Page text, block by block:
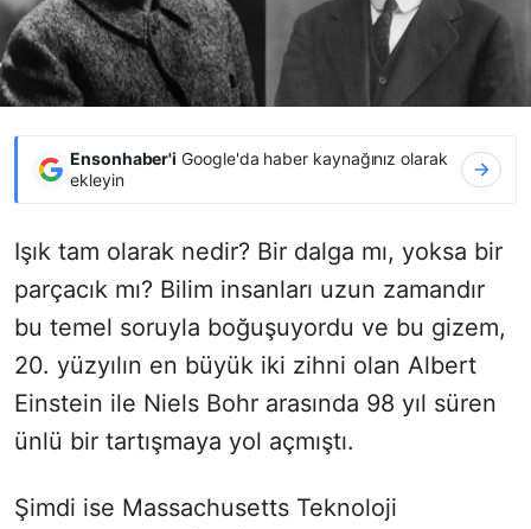
Ensonhaber'i Google'da haber kaynağınız olarak
ekleyin
Işık tam olarak nedir? Bir dalga mı, yoksa bir
parçacık mı? Bilim insanları uzun zamandır
bu temel soruyla boğuşuyordu ve bu gizem,
20. yüzyılın en büyük iki zihni olan Albert
Einstein ile Niels Bohr arasında 98 yıl süren
ünlü bir tartışmaya yol açmıştı.
Şimdi ise Massachusetts Teknoloji